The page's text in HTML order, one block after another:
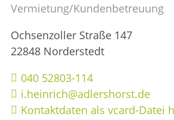
Vermietung/Kundenbetreuung
Ochsenzoller Straße 147
22848 Norderstedt
040 52803-114
i.heinrich@adlershorst.de
Kontaktdaten als vcard-Datei